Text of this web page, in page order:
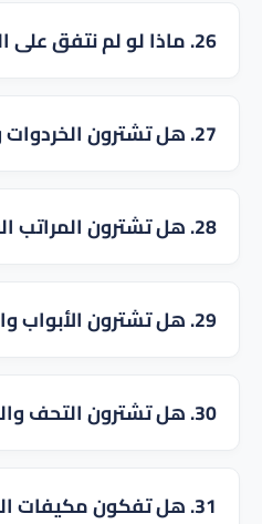
أن تكون الشاشة غير مكسورة
26. ماذا لو لم نتفق على السعر؟
نحترم قرارك ولا يترتب عليك
27. هل تشترون الخردوات والسكراب؟
الألمنيوم والخردوات بأسعار
28. هل تشترون المراتب السريرية؟
وخالية من الهبوط والتمزق.
29. هل تشترون الأبواب والنوافذ المستعملة؟
الألمنيوم الناتجة عن
30. هل تشترون التحف والثريات؟
والديكورات القيمة.
31. هل تفكون مكيفات السبلت؟